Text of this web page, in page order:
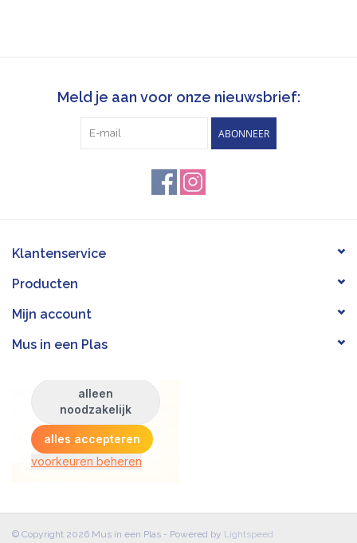
Meld je aan voor onze nieuwsbrief:
ABONNEER
Klantenservice
Producten
Mijn account
Mus in een Plas
© Copyright 2026 Mus in een Plas - Powered by Lightspeed